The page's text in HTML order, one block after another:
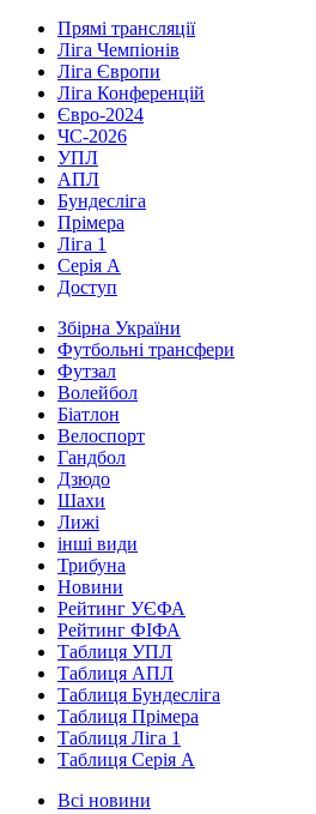
Прямі трансляції
Ліга Чемпіонів
Ліга Європи
Ліга Конференцій
Євро-2024
ЧС-2026
УПЛ
АПЛ
Бундесліга
Прімера
Ліга 1
Серія А
Доступ
Збірна України
Футбольні трансфери
Футзал
Волейбол
Біатлон
Велоспорт
Гандбол
Дзюдо
Шахи
Лижі
інші види
Трибуна
Новини
Рейтинг УЄФА
Рейтинг ФІФА
Таблиця УПЛ
Таблиця АПЛ
Таблиця Бундесліга
Таблиця Прімера
Таблиця Ліга 1
Таблиця Серія А
Всі новини